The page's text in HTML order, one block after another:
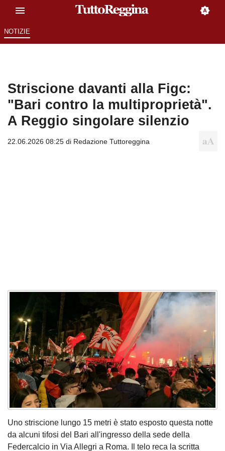
NOTIZIE
Striscione davanti alla Figc:
"Bari contro la multiproprietà".
A Reggio singolare silenzio
22.06.2026 08:25 di Redazione Tuttoreggina
Uno striscione lungo 15 metri è stato esposto questa notte
da alcuni tifosi del Bari all'ingresso della sede della
Federcalcio in Via Allegri a Roma. Il telo reca la scritta